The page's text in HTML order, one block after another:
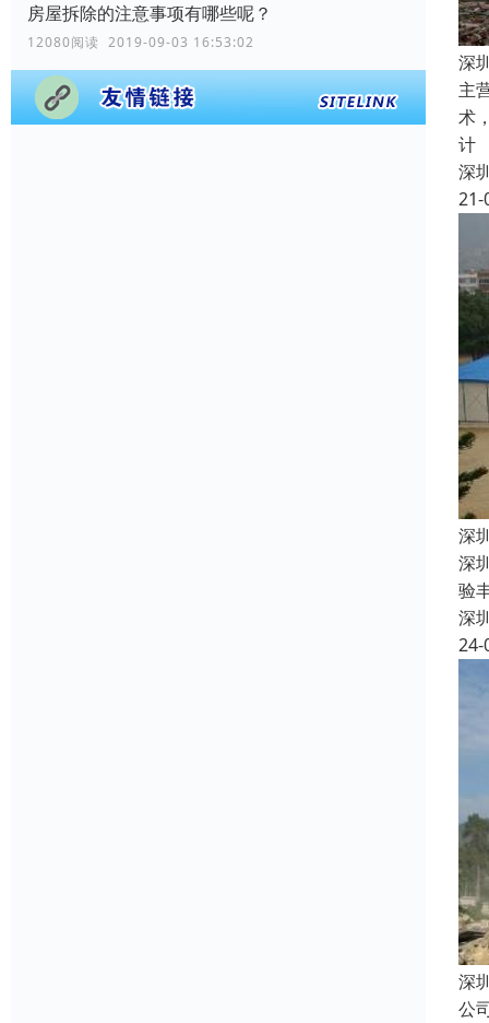
房屋拆除的注意事项有哪些呢？
12080阅读 2019-09-03 16:53:02
深
主
术
计
深
21-
深
深
验
深
24-
深
公